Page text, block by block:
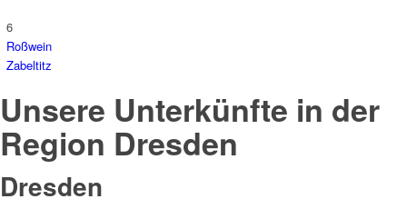
6
Roßwein
Zabeltitz
Unsere Unterkünfte in der
Region Dresden
Dresden